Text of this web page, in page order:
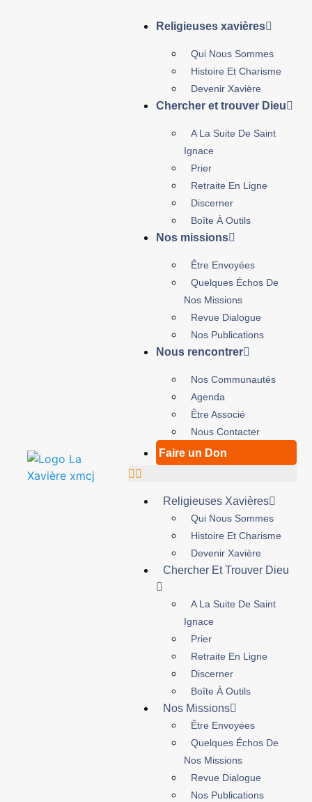
Religieuses xavières
Qui Nous Sommes
Histoire Et Charisme
Devenir Xavière
Chercher et trouver Dieu
A La Suite De Saint
Ignace
Prier
Retraite En Ligne
Discerner
Boîte À Outils
Nos missions
Être Envoyées
Quelques Échos De
Nos Missions
Revue Dialogue
Nos Publications
Nous rencontrer
Nos Communautés
Agenda
Être Associé
Nous Contacter
Faire un Don
Religieuses Xavières
Qui Nous Sommes
Histoire Et Charisme
Devenir Xavière
Chercher Et Trouver Dieu
A La Suite De Saint
Ignace
Prier
Retraite En Ligne
Discerner
Boîte À Outils
Nos Missions
Être Envoyées
Quelques Échos De
Nos Missions
Revue Dialogue
Nos Publications